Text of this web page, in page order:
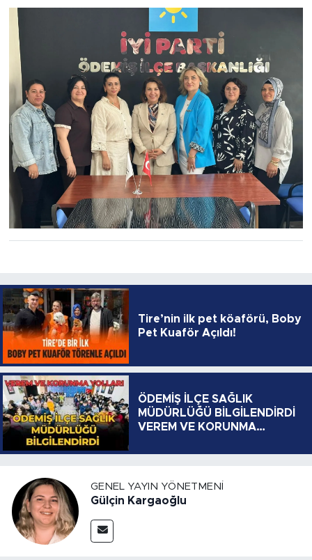
Tire’nin ilk pet köaförü, Boby
Pet Kuaför Açıldı!
ÖDEMİŞ İLÇE SAĞLIK
MÜDÜRLÜĞÜ BİLGİLENDİRDİ
VEREM VE KORUNMA
GENEL YAYIN YÖNETMENI
Gülçin Kargaoğlu